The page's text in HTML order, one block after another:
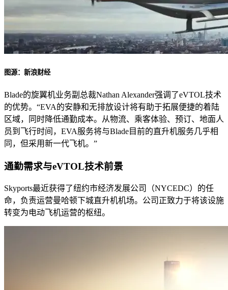
图源：新浪财经
Blade的旋翼机业务副总裁Nathan Alexander强调了eVTOL技术
的优势。“EVA的安静和无排放设计将有助于拓展便捷的着陆
区域，同时降低通勤成本。从物流、乘客体验、预订、地面人
员到飞行时间，EVA服务将与Blade目前的直升机服务几乎相
同，但采用新一代飞机。”
通勤需求与eVTOL技术前景
Skyports最近获得了纽约市经济发展公司（NYCEDC）的任
命，负责运营曼哈顿下城直升机机场。公司正致力于将该设施
转变为电动飞机运营的枢纽。